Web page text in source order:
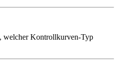
welcher Kontrollkurven-Typ